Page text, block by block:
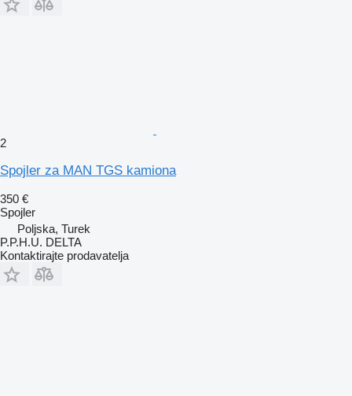
2
Spojler za MAN TGS kamiona
350 €
Spojler
Poljska, Turek
P.P.H.U. DELTA
Kontaktirajte prodavatelja